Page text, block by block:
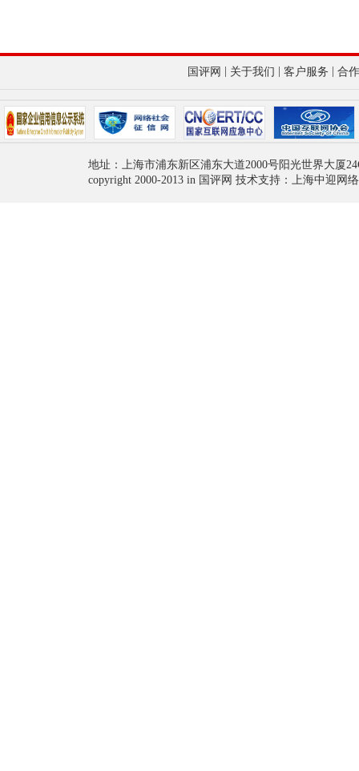
国评网 关于我们 客户服务 合
地址：上海市浦东新区浦东大道2000号阳光世界大厦
copyright 2000-2013 in 国评网 技术支持：上海中迎